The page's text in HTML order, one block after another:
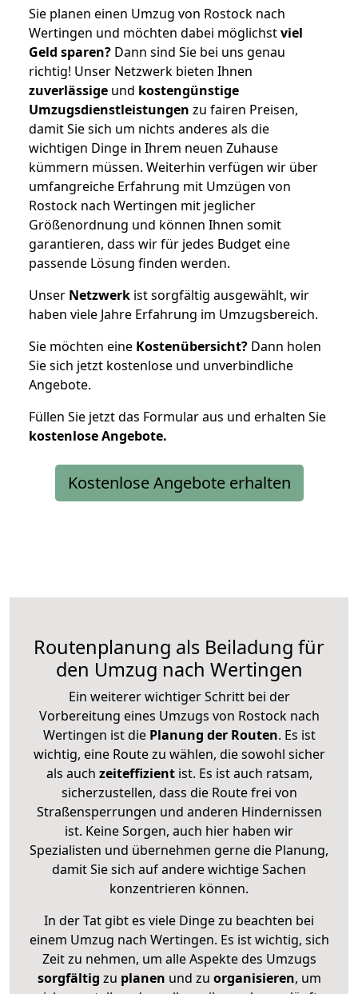
Sie planen einen Umzug von Rostock nach
Wertingen und möchten dabei möglichstviel
Geld sparen? Dann sind Sie bei uns genau
richtig! Unser Netzwerk bieten Ihnen
zuverlässige und kostengünstige
Umzugsdienstleistungen zu fairen Preisen,
damit Sie sich um nichts anderes als die
wichtigen Dinge in Ihrem neuen Zuhause
kümmern müssen. Weiterhin verfügen wir über
umfangreiche Erfahrung mit Umzügen von
Rostock nach Wertingen mit jeglicher
Größenordnung und können Ihnen somit
garantieren, dass wir für jedes Budget eine
passende Lösung finden werden.
Unser Netzwerk ist sorgfältig ausgewählt, wir
haben viele Jahre Erfahrung im Umzugsbereich.
Sie möchten eine Kostenübersicht? Dann holen
Sie sich jetzt kostenlose und unverbindliche
Angebote.
Füllen Sie jetzt das Formular aus und erhalten Sie
kostenloseAngebote.
Kostenlose Angebote erhalten
Routenplanung als Beiladung für
den Umzug nach Wertingen
Ein weiterer wichtiger Schritt bei der
Vorbereitung eines Umzugs von Rostock nach
Wertingen ist diePlanung der Routen. Es ist
wichtig, eine Route zu wählen, die sowohl sicher
als auch zeiteffizientist. Es ist auch ratsam,
sicherzustellen, dass die Route frei von
Straßensperrungen und anderen Hindernissen
ist. Keine Sorgen, auch hier haben wir
Spezialisten und übernehmen gerne die Planung,
damit Sie sich auf andere wichtige Sachen
konzentrieren können.
In der Tat gibt es viele Dinge zu beachten bei
einem Umzug nach Wertingen. Es ist wichtig, sich
Zeit zu nehmen, um alle Aspekte des Umzugs
sorgfältig zu planen und zu organisieren, um